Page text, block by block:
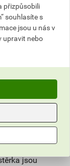
jsou
přizpůsobili
souhlasíte s
jsou u nás v
upravit nebo